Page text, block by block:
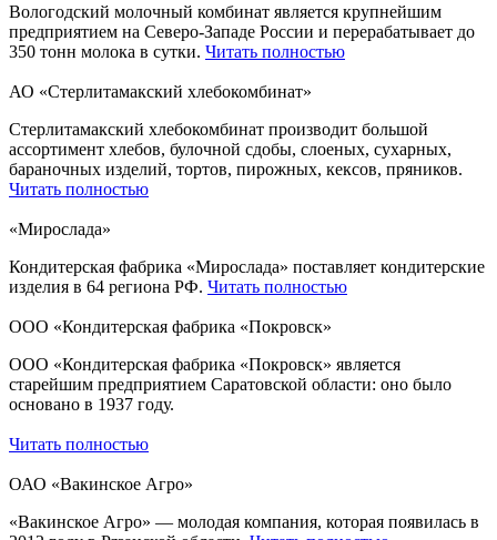
Вологодский молочный комбинат является крупнейшим
предприятием на Северо-Западе России и перерабатывает до
350 тонн молока в сутки. Читать полностью
АО «Стерлитамакский хлебокомбинат»
Стерлитамакский хлебокомбинат производит большой
ассортимент хлебов, булочной сдобы, слоеных, сухарных,
бараночных изделий, тортов, пирожных, кексов, пряников.
Читать полностью
«Мирослада»
Кондитерская фабрика «Мирослада» поставляет кондитерские
изделия в 64 региона РФ. Читать полностью
ООО «Кондитерская фабрика «Покровск»
ООО «Кондитерская фабрика «Покровск» является
старейшим предприятием Саратовской области: оно было
основано в 1937 году.
Читать полностью
ОАО «Вакинское Агро»
«Вакинское Агро» — молодая компания, которая появилась в